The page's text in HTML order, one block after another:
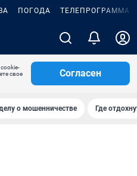
ПОГОДА ТЕЛЕПРОГРАММА
свое
Согласен
о мошенничестве Где